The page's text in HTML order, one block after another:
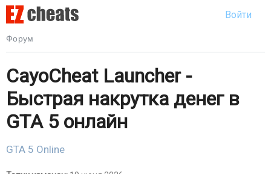
Форум
Войти
CayoCheat Launcher -
Быстрая накрутка денег в
GTA 5 онлайн
GTA 5 Online